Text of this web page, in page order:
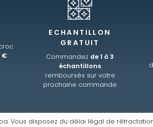
€
ECHANTILLON
GRATUIT
Commandez de 1 à 3
échantillons
remboursés sur votre
prochaine commande
Vous disposez du délai légal de